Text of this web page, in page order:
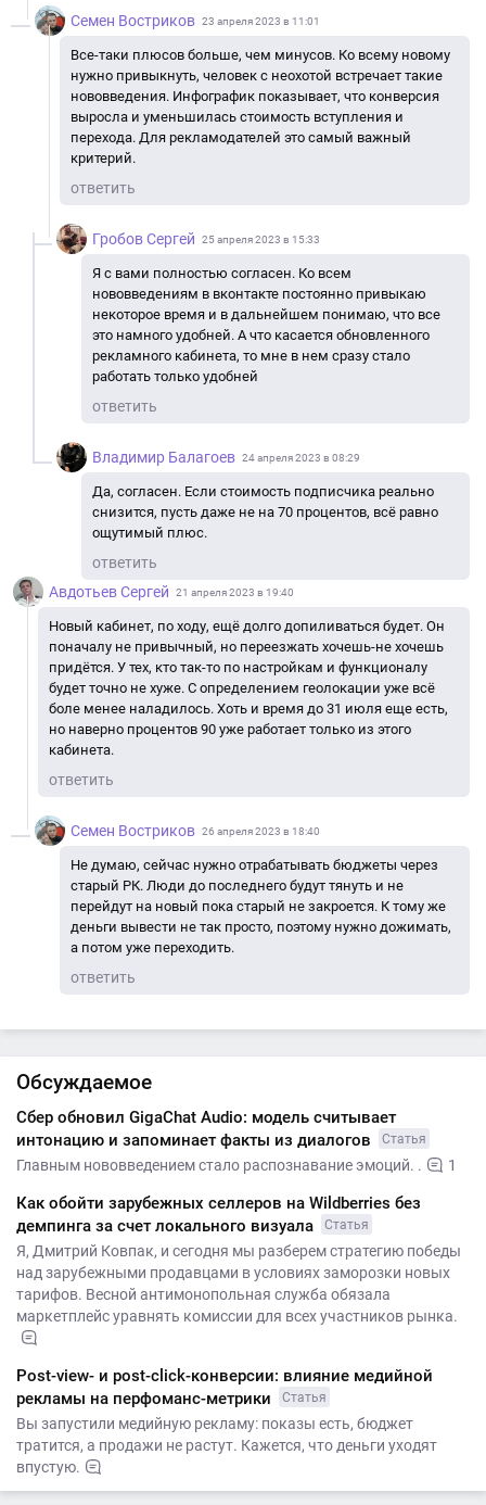
Семен Востриков 23 апреля 2023 в 11:01
Все-таки плюсов больше, чем минусов. Ко всему новому
нужно привыкнуть, человек с неохотой встречает такие
нововведения. Инфографик показывает, что конверсия
выросла и уменьшилась стоимость вступления и
перехода. Для рекламодателей это самый важный
критерий.
ответить
Гробов Сергей 25 апреля 2023 в 15:33
Я с вами полностью согласен. Ко всем
нововведениям в вконтакте постоянно привыкаю
некоторое время и в дальнейшем понимаю, что все
это намного удобней. А что касается обновленного
рекламного кабинета, то мне в нем сразу стало
работать только удобней
ответить
Владимир Балагоев 24 апреля 2023 в 08:29
Да, согласен. Если стоимость подписчика реально
снизится, пусть даже не на 70 процентов, всё равно
ощутимый плюс.
ответить
Авдотьев Сергей
21 апреля 2023 в 19:40
Новый кабинет, по ходу, ещё долго допиливаться будет. Он
поначалу не привычный, но переезжать хочешь-не хочешь
придётся. У тех, кто так-то по настройкам и функционалу
будет точно не хуже. С определением геолокации уже всё
боле менее наладилось. Хоть и время до 31 июля еще есть,
но наверно процентов 90 уже работает только из этого
кабинета.
ответить
Семен Востриков 26 апреля 2023 в 18:40
Не думаю, сейчас нужно отрабатывать бюджеты через
старый РК. Люди до последнего будут тянуть и не
перейдут на новый пока старый не закроется. К тому же
деньги вывести не так просто, поэтому нужно дожимать,
а потом уже переходить.
ответить
Обсуждаемое
Сбер обновил GigaChat Audio: модель считывает
интонацию и запоминает факты из диалогов
Статья
Главным нововведением стало распознавание эмоций. . 1
Как обойти зарубежных селлеров на Wildberries без
демпинга за счет локального визуала
Статья
Я, Дмитрий Ковпак, и сегодня мы разберем стратегию победы
над зарубежными продавцами в условиях заморозки новых
тарифов. Весной антимонопольная служба обязала
маркетплейс уравнять комиссии для всех участников рынка.
Post-view- и post-click-конверсии: влияние медийной
рекламы на перфоманс-метрики
Статья
Вы запустили медийную рекламу: показы есть, бюджет
тратится, а продажи не растут. Кажется, что деньги уходят
впустую.